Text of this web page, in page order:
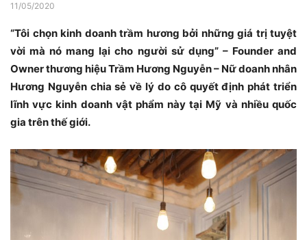
11/05/2020
“Tôi chọn kinh doanh trầm hương bởi những giá trị tuyệt
vời mà nó mang lại cho người sử dụng” – Founder and
Owner thương hiệu Trầm Hương Nguyễn – Nữ doanh nhân
Hương Nguyễn chia sẻ về lý do cô quyết định phát triển
lĩnh vực kinh doanh vật phẩm này tại Mỹ và nhiều quốc
gia trên thế giới.